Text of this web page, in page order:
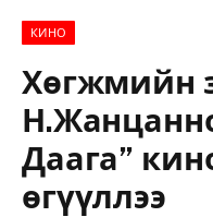
КИНО
Хөгжмийн
Даага”
өгүүллээ